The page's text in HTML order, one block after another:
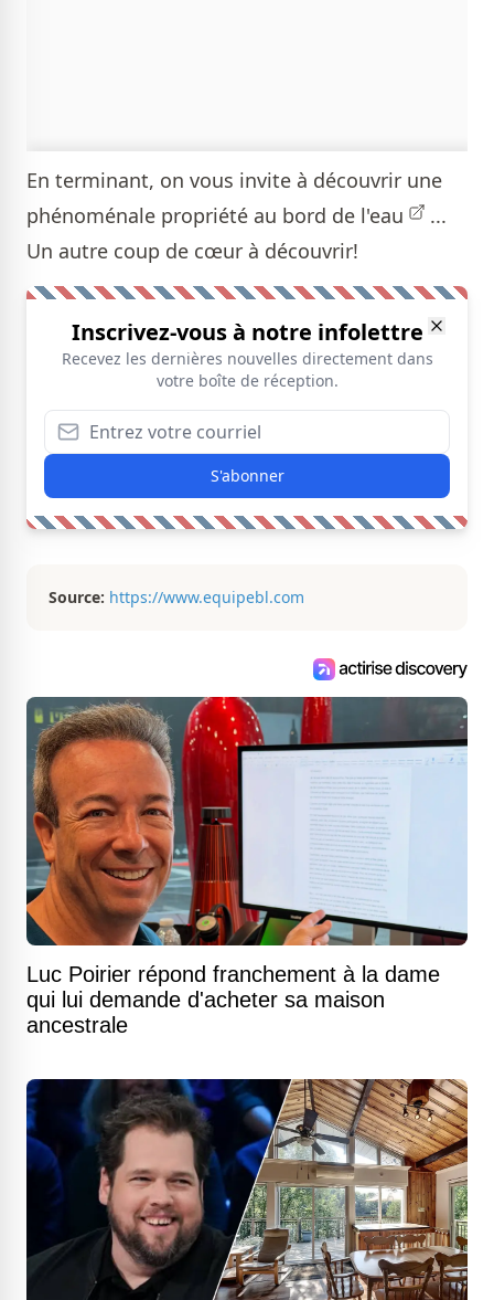
En terminant, on vous invite à découvrir une
phénoménale propriété au bord de l'eau
...
Un autre coup de cœur à découvrir!
Inscrivez-vous à notre infolettre
Recevez les dernières nouvelles directement dans
votre boîte de réception.
S'abonner
Source: https://www.equipebl.com
Luc Poirier répond franchement à la dame
qui lui demande d'acheter sa maison
ancestrale